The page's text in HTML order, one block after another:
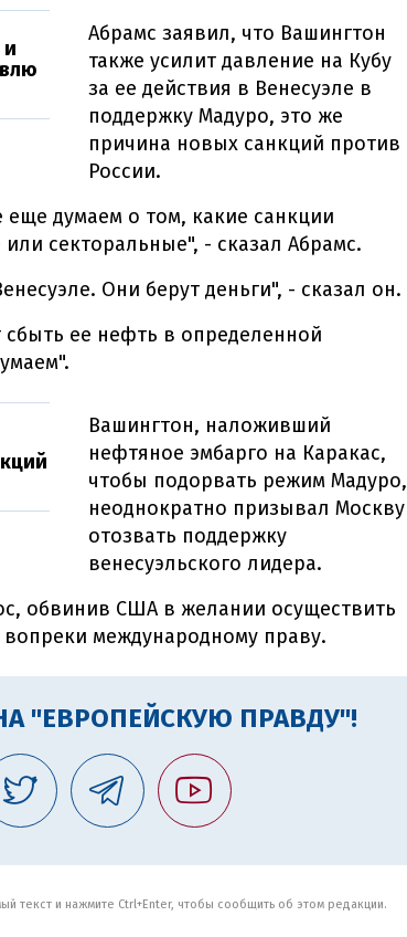
и
Абрамс заявил, что Вашингтон
также усилит давление на Кубу
за ее действия в Венесуэле в
поддержку Мадуро, это же
причина новых санкций против
России.
еще думаем о том, какие санкции
секторальные", - сказал Абрамс.
Они берут деньги", - сказал он.
ее нефть в определенной
Вашингтон, наложивший
нефтяное эмбарго на Каракас,
чтобы подорвать режим Мадуро,
неоднократно призывал Москву
отозвать поддержку
венесуэльского лидера.
обвинив США в желании осуществить
международному праву.
"ЕВРОПЕЙСКУЮ ПРАВДУ"!
текст и нажмите Ctrl+Enter, чтобы сообщить об этом редакции.